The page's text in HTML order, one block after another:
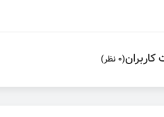
کاربران(0 نظر)